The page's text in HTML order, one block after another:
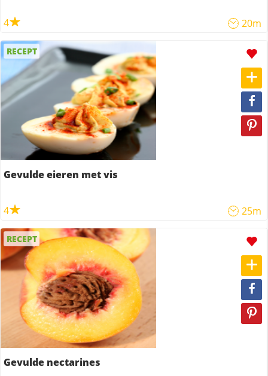
4 20m
RECEPT
Gevulde eieren met vis
4 25m
RECEPT
Gevulde nectarines